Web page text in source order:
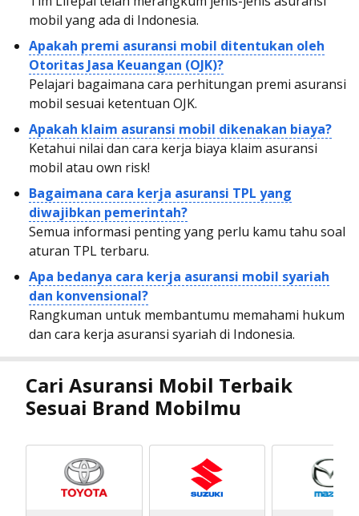
mobil yang ada di Indonesia.
Apakah premi asuransi mobil ditentukan oleh
Otoritas Jasa Keuangan (OJK)?
Pelajari bagaimana cara perhitungan premi asuransi
mobil sesuai ketentuan OJK.
Apakah klaim asuransi mobil dikenakan biaya?
Ketahui nilai dan cara kerja biaya klaim asuransi
mobil atau own risk!
Bagaimana cara kerja asuransi TPL yang
diwajibkan pemerintah?
Semua informasi penting yang perlu kamu tahu soal
aturan TPL terbaru.
Apa bedanya cara kerja asuransi mobil syariah
dan konvensional?
Rangkuman untuk membantumu memahami hukum
dan cara kerja asuransi syariah di Indonesia.
Cari Asuransi Mobil Terbaik
Sesuai Brand Mobilmu